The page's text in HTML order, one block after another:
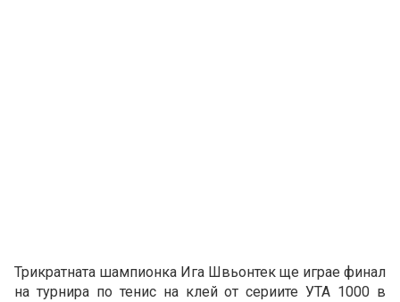
Трикратната шампионка Ига Швьонтек ще играе финал
на турнира по тенис на клей от сериите УТА 1000 в